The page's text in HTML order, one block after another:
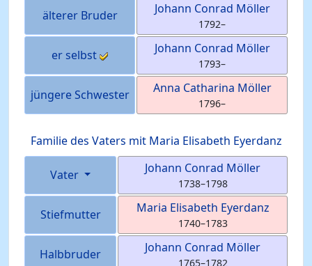
älterer Bruder Johann Conrad Möller
1792–
er selbst Johann Conrad Möller
1793–
jüngere Schwester Anna Catharina Möller
1796–
Familie des Vaters mit Maria Elisabeth Eyerdanz
Vater Johann Conrad Möller
1738–1798
Stiefmutter Maria Elisabeth Eyerdanz
1740–1783
Halbbruder Johann Conrad Möller
1765–1782